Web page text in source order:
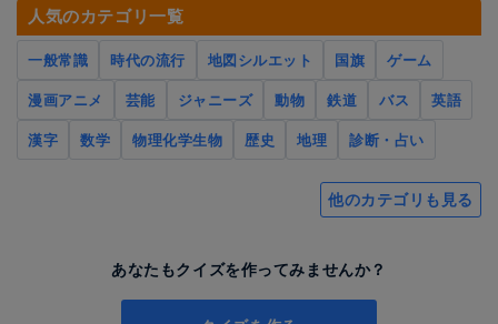
人気のカテゴリ一覧
一般常識 時代の流行 地図シルエット 国旗
ゲーム
漫画アニメ
芸能 ジャニーズ 動物 鉄道 バス
英語
漢字
数学 物理化学生物 歴史 地理 診断・占い
他のカテゴリも見る
あなたもクイズを作ってみませんか？